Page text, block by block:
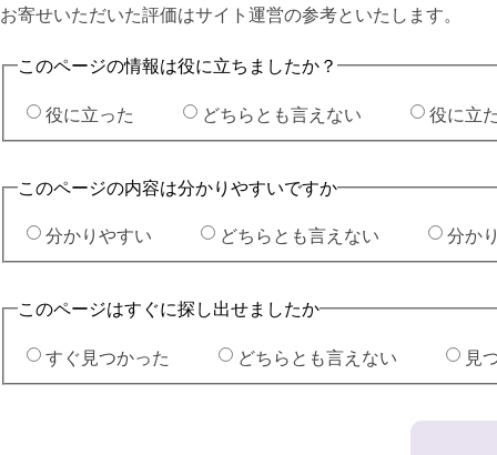
お寄せいただいた評価はサイト運営の参考といたします。
このページの情報は役に立ちましたか？
役に立った
どちらとも言えない 役に立
このページの内容は分かりやすいですか
分かりやすい
どちらとも言えない 分か
このページはすぐに探し出せましたか
すぐ見つかった
どちらとも言えない 見